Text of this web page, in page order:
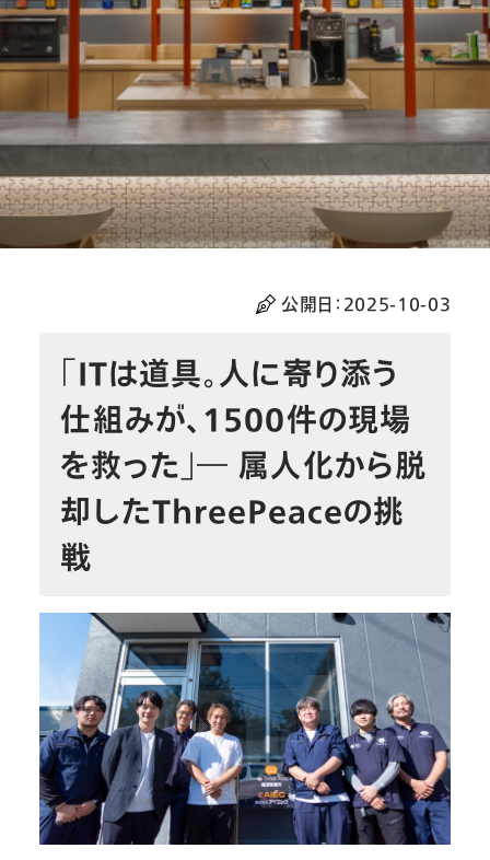
公開日： 2025-10-03
「ITは道具。人に寄り添う
仕組みが、1500件の現場
を救った」― 属人化から脱
却したThreePeaceの挑
戦